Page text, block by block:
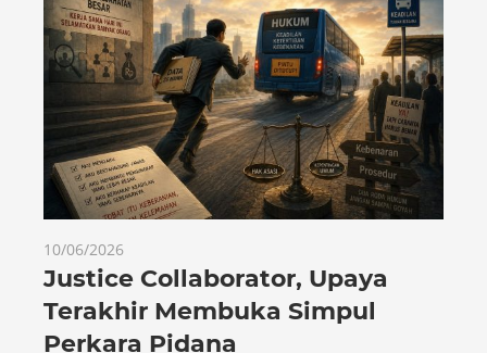
10/06/2026
Justice Collaborator, Upaya
Terakhir Membuka Simpul
Perkara Pidana